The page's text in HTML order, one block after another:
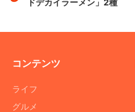
ドデカイラーメン」2種
コンテンツ
ライフ
グルメ